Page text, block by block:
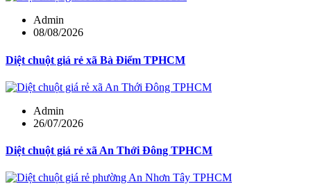
Admin
08/08/2026
Diệt chuột giá rẻ xã Bà Điểm TPHCM
Admin
26/07/2026
Diệt chuột giá rẻ xã An Thới Đông TPHCM